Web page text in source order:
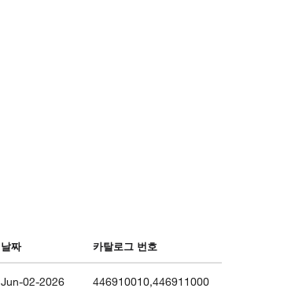
날짜 카탈로그 번호
Jun-02-2026 446910010,446911000